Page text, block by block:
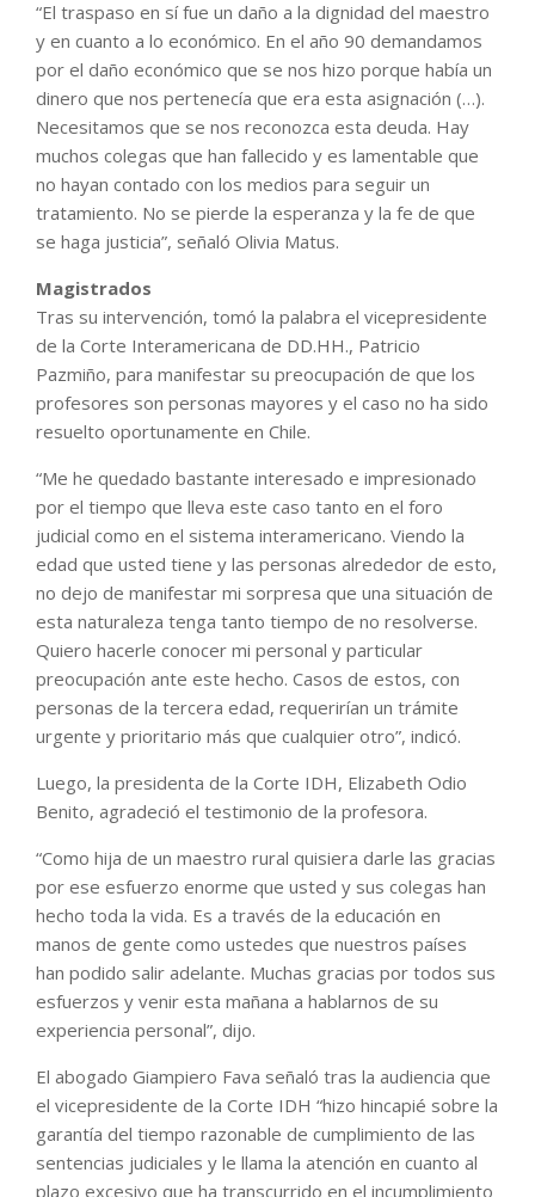
“El traspaso en sí fue un daño a la dignidad del maestro
y en cuanto a lo económico. En el año 90 demandamos
por el daño económico que se nos hizo porque había un
dinero que nos pertenecía que era esta asignación (…).
Necesitamos que se nos reconozca esta deuda. Hay
muchos colegas que han fallecido y es lamentable que
no hayan contado con los medios para seguir un
tratamiento. No se pierde la esperanza y la fe de que
se haga justicia”, señaló Olivia Matus.
Magistrados
Tras su intervención, tomó la palabra el vicepresidente
de la Corte Interamericana de DD.HH., Patricio
Pazmiño, para manifestar su preocupación de que los
profesores son personas mayores y el caso no ha sido
resuelto oportunamente en Chile.
“Me he quedado bastante interesado e impresionado
por el tiempo que lleva este caso tanto en el foro
judicial como en el sistema interamericano. Viendo la
edad que usted tiene y las personas alrededor de esto,
no dejo de manifestar mi sorpresa que una situación de
esta naturaleza tenga tanto tiempo de no resolverse.
Quiero hacerle conocer mi personal y particular
preocupación ante este hecho. Casos de estos, con
personas de la tercera edad, requerirían un trámite
urgente y prioritario más que cualquier otro”, indicó.
Luego, la presidenta de la Corte IDH, Elizabeth Odio
Benito, agradeció el testimonio de la profesora.
“Como hija de un maestro rural quisiera darle las gracias
por ese esfuerzo enorme que usted y sus colegas han
hecho toda la vida. Es a través de la educación en
manos de gente como ustedes que nuestros países
han podido salir adelante. Muchas gracias por todos sus
esfuerzos y venir esta mañana a hablarnos de su
experiencia personal”, dijo.
El abogado Giampiero Fava señaló tras la audiencia que
el vicepresidente de la Corte IDH “hizo hincapié sobre la
garantía del tiempo razonable de cumplimiento de las
sentencias judiciales y le llama la atención en cuanto al
plazo excesivo que ha transcurrido en el incumplimiento